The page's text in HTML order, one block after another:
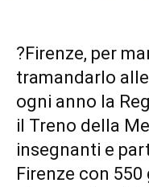
?Firenze, per
tramandarlo
ogni anno la
il Treno della
insegnanti e
Firenze con